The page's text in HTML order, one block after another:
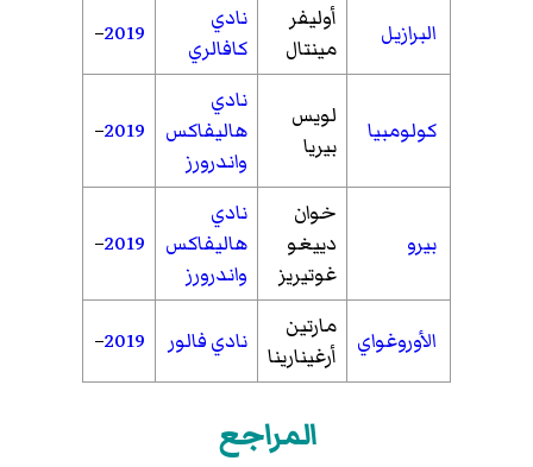
البرازيل
أوليفر
مينتال
نادي
كافالري
2019
–
كولومبيا
لويس
بيريا
نادي
هاليفاكس
واندرورز
2019
–
بيرو
خوان
دييغو
غوتيريز
نادي
هاليفاكس
واندرورز
2019
–
الأوروغواي
مارتين
أرغينارينا
نادي فالور 2019
–
المراجع